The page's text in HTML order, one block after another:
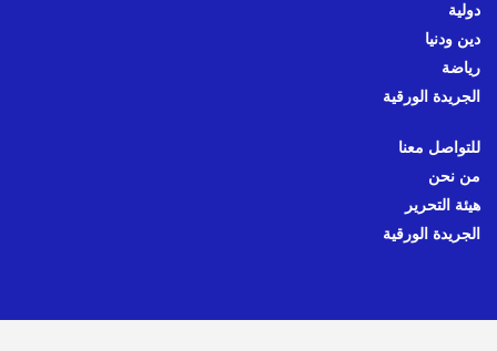
دولية
دين ودنيا
رياضة
الجريدة الورقية
للتواصل معنا
من نحن
هيئة التحرير
الجريدة الورقية